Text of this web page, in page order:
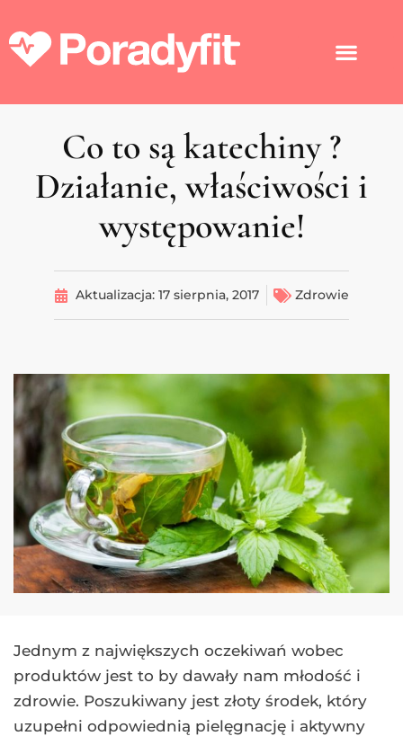
Co to są katechiny ?
Działanie, właściwości i
występowanie!
Aktualizacja: 17 sierpnia, 2017 Zdrowie
Jednym z największych oczekiwań wobec
produktów jest to by dawały nam młodość i
zdrowie. Poszukiwany jest złoty środek, który
uzupełni odpowiednią pielęgnację i aktywny